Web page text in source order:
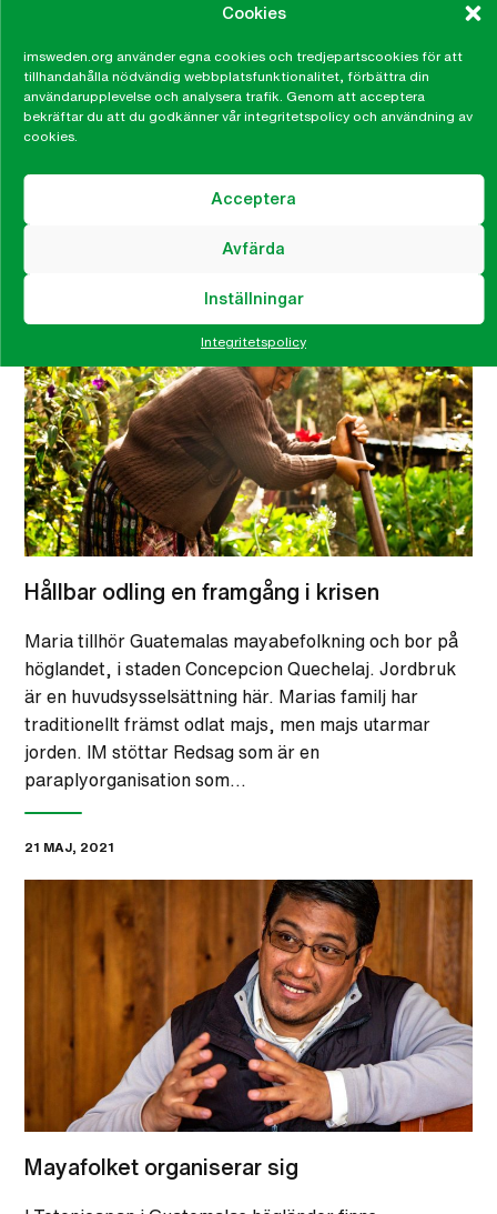
Cookies
imsweden.org använder egna cookies och tredjepartscookies för att
tillhandahålla nödvändig webbplatsfunktionalitet, förbättra din
användarupplevelse och analysera trafik. Genom att acceptera
bekräftar du att du godkänner vår integritetspolicy och användning av
cookies.
Acceptera
Avfärda
Inställningar
Integritetspolicy
Erik Törner
Kommunikatör
046-32 99 56
Relaterat
Hållbar odling en framgång i krisen
Maria tillhör Guatemalas mayabefolkning och bor på
höglandet, i staden Concepcion Quechelaj. Jordbruk
är en huvudsysselsättning här. Marias familj har
traditionellt främst odlat majs, men majs utarmar
jorden. IM stöttar Redsag som är en
paraplyorganisation som…
21 MAJ, 2021
Mayafolket organiserar sig